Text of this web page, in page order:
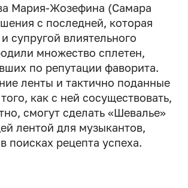
Мария-Жозефина (Самара
с последней, которая
супругой влиятельного
множество сплетен,
по репутации фаворита.
ленты и тактично поданные
как с ней сосуществовать,
смогут сделать «Шевалье»
лентой для музыкантов,
поисках рецепта успеха.